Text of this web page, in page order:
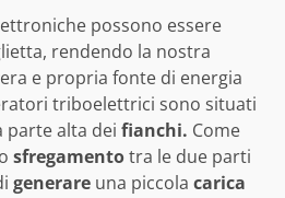
possono essere
rendendo la nostra
e propria fonte di energia
triboelettrici sono situati
parte alta dei fianchi. Come
sfregamentotra le due parti
generare una piccola carica